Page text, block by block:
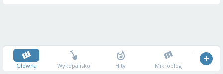
Główna Wykopalisko Hity Mikroblog